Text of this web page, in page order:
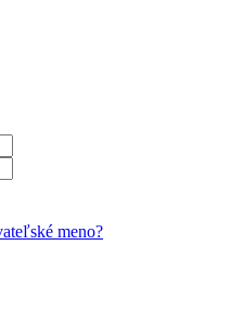
meno?